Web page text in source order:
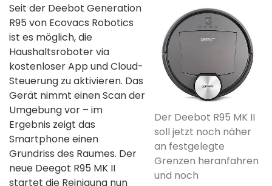
Der Deebot R95 MK II
soll jetzt noch näher
an festgelegte
Grenzen heranfahren
und noch
Seit der Deebot Generation
R95 von Ecovacs Robotics
ist es möglich, die
Haushaltsroboter via
kostenloser App und Cloud-
Steuerung zu aktivieren. Das
Gerät nimmt einen Scan der
Umgebung vor – im
Ergebnis zeigt das
Smartphone einen
Grundriss des Raumes. Der
neue Deegot R95 MK II
startet die Reinigung nun